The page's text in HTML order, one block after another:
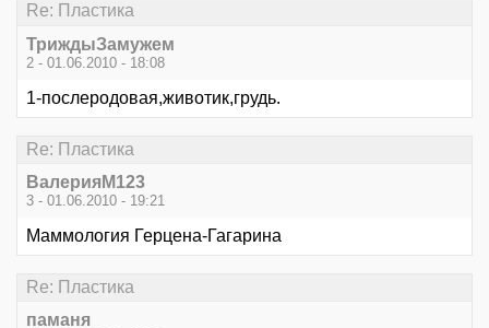
Re: Пластика
ТриждыЗамужем
2 - 01.06.2010 - 18:08
1-послеродовая,животик,грудь.
Re: Пластика
ВалерияМ123
3 - 01.06.2010 - 19:21
Маммология Герцена-Гагарина
Re: Пластика
паманя